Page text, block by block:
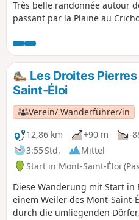
Très belle randonnée autour
passant par la Plaine au
Les Droites
Saint-Éloi
Verein/ Wanderführer/in
12,86 km
+90 m
-
3:55 Std.
Mittel
Start in Mont-Saint-Éloi
Diese Wanderung mit Start in
einem Weiler des Mont-Saint-
durch die umliegenden